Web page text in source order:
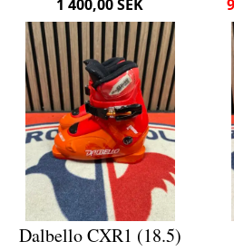
1 400,00 SEK
Dalbello CXR1 (18.5)